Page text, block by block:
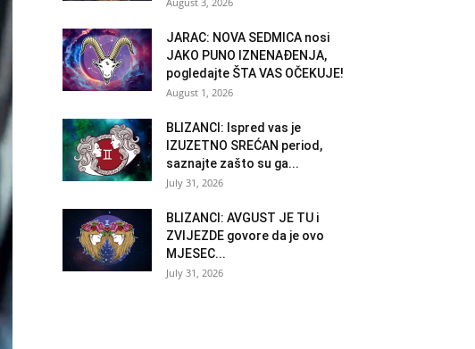
JARAC: NOVA SEDMICA nosi
JAKO PUNO IZNENAĐENJA,
pogledajte ŠTA VAS OČEKUJE!
August 1, 2026
BLIZANCI: Ispred vas je
IZUZETNO SREĆAN period,
saznajte zašto su ga...
July 31, 2026
BLIZANCI: AVGUST JE TU i
ZVIJEZDE govore da je ovo
MJESEC...
July 31, 2026